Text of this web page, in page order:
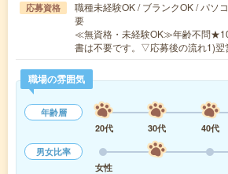
応募資格
職種未経験OK / ブランクOK / パソ
要
≪無資格・未経験OK≫年齢不問
書は不要です。▽応募後の流れ1)
職場の雰囲気
年齢層
20代
30代 40代
男女比率
女性